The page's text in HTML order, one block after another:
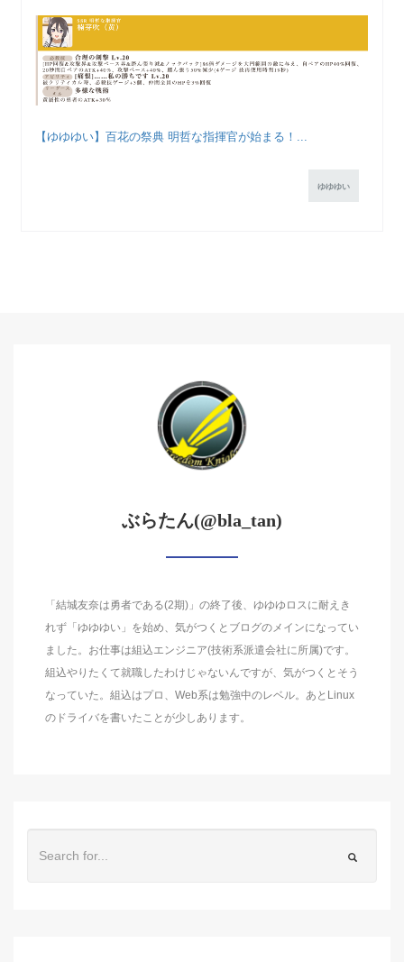
【ゆゆゆい】百花の祭典 明哲な指揮官が始まる！...
ゆゆゆい
ぶらたん(@bla_tan)
「結城友奈は勇者である(2期)」の終了後、ゆゆゆロスに耐えき
れず「ゆゆゆい」を始め、気がつくとブログのメインになってい
ました。お仕事は組込エンジニア(技術系派遣会社に所属)です。
組込やりたくて就職したわけじゃないんですが、気がつくとそう
なっていた。組込はプロ、Web系は勉強中のレベル。あとLinux
のドライバを書いたことが少しあります。